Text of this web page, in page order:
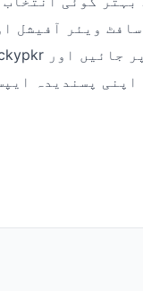
سافٹ ویئر آفیشل
اپنی پسندیدہ